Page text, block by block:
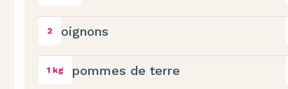
2 oignons
1 kg pommes de terre